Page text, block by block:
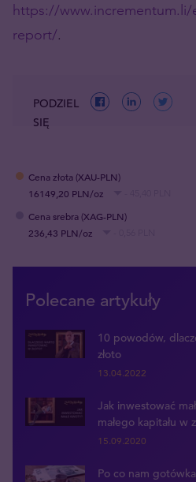
https://
report/.
PODZIEL
SIĘ
Cena złota (XAU-PLN)
16149,20 PLN/oz
Cena srebra (XAG-PLN)
236,43 PLN/oz
Polecane artykuły
10 powodów,
złoto
13.04.2022
Jak inwestować
małego kapitału w
15.09.2020
Po co nam